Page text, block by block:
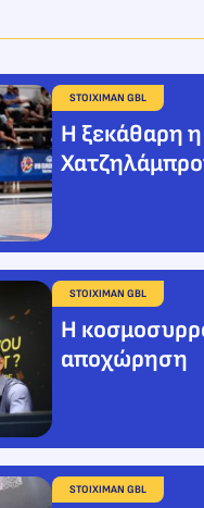
STOIXIMAN GBL
Η ξεκάθαρη
STOIXIMAN GBL
Η
αποχώρηση
STOIXIMAN GBL